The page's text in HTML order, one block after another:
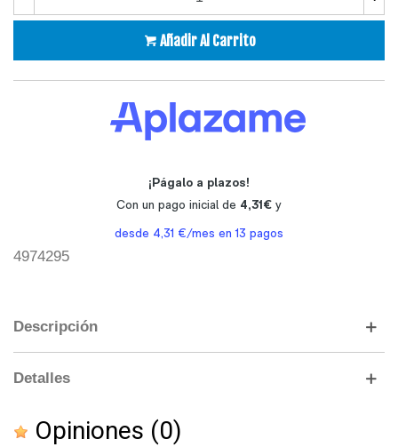
Añadir Al Carrito
4974295
Descripción
Detalles
Opiniones (0)